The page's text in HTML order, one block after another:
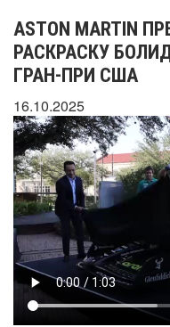
ASTON MARTIN
РАСКРАСКУ
ГРАН-ПРИ США
16.10.2025